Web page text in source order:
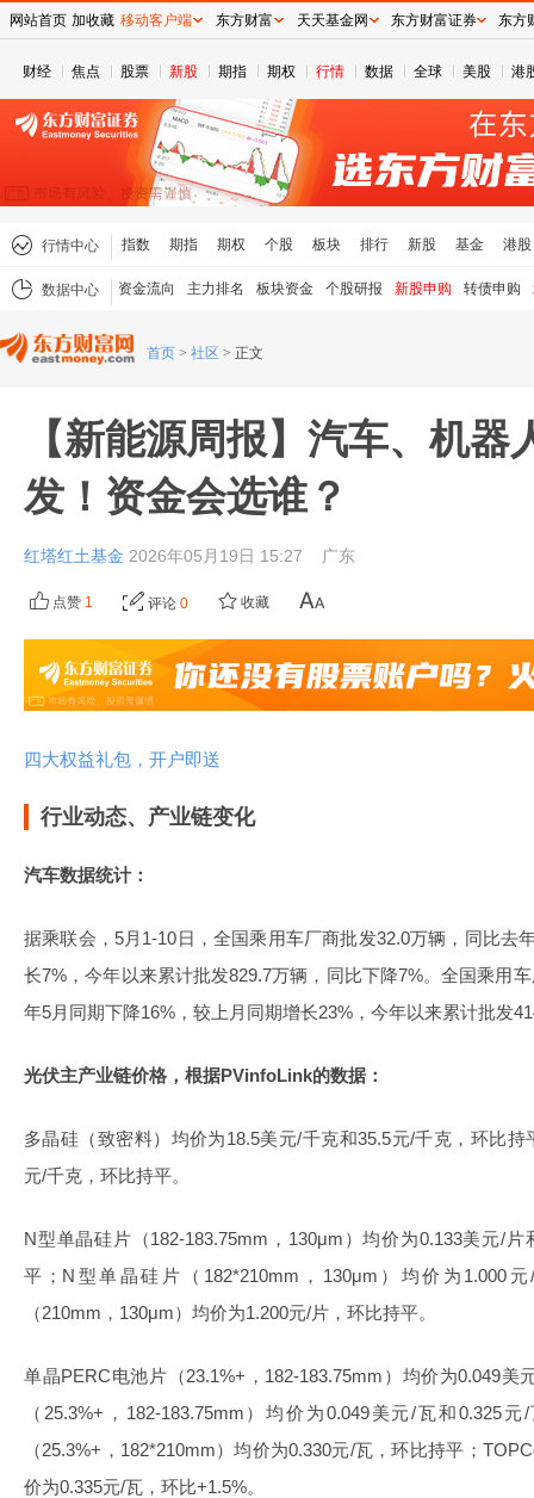
财经 焦点 股票 新股 期指 期权 行情 数据 全球 美股 港
行情中心 指数 期指 期权 个股 板块 排行 新股 基金 港股
数据中心 资金流向 主力排名 板块资金 个股研报 新股申购 转债申购
首页 > 社区 > 正文
【新能源周报】汽车、机器
发！资金会选谁？
红塔红土基金 2026年05月19日 15:27 广东
点赞 1 评论 0 收藏
四大权益礼包，开户即送
行业动态、产业链变化
汽车数据统计：
据乘联会，5月1-10日，全国乘用车厂商批发32.0万辆，同比去
长7%，今年以来累计批发829.7万辆，同比下降7%。全国乘用
年5月同期下降16%，较上月同期增长23%，今年以来累计批发
光伏主产业链价格，根据PVinfoLink的数据：
多晶硅（致密料）均价为18.5美元/千克和35.5元/千克，环比
元/千克，环比持平。
N型单晶硅片（182-183.75mm，130μm）均价为0.133美元/
平；N型单晶硅片（182*210mm，130μm）均价为1.000
（210mm，130μm）均价为1.200元/片，环比持平。
单晶PERC电池片（23.1%+，182-183.75mm）均价为0.049美
（25.3%+，182-183.75mm）均价为0.049美元/瓦和0.325
（25.3%+，182*210mm）均价为0.330元/瓦，环比持平；
价为0.335元/瓦，环比+1.5%。
网站首页 加收藏 移动客户端 东方财富 天天基金网 东方财富证券 东方